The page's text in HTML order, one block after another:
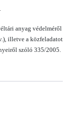
anyag védelméről
illetve a közfeladatot
szóló 335/2005.